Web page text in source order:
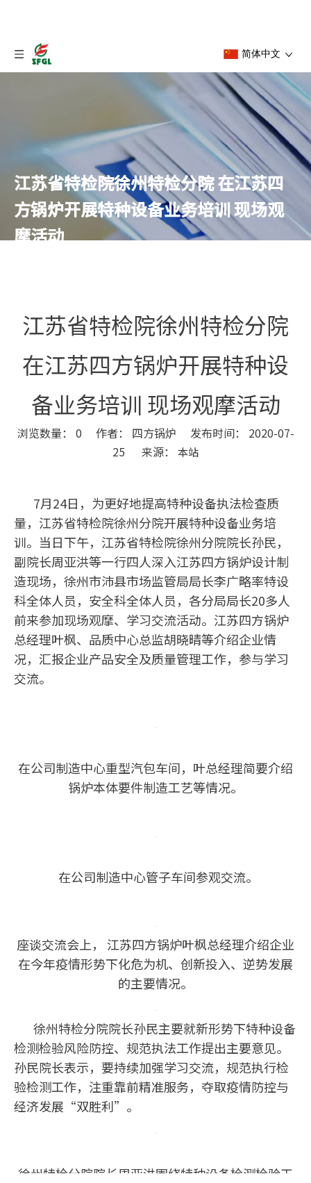
简体中文
江苏省特检院徐州特检分院 在江苏四
方锅炉开展特种设备业务培训 现场观
摩活动
江苏省特检院徐州特检分院
在江苏四方锅炉开展特种设
备业务培训 现场观摩活动
浏览数量： 0 作者： 四方锅炉 发布时间： 2020-07-
25 来源： 本站
7月24日，为更好地提高特种设备执法检查质
量，江苏省特检院徐州分院开展特种设备业务培
训。当日下午，江苏省特检院徐州分院院长孙民，
副院长周亚洪等一行四人深入江苏四方锅炉设计制
造现场，徐州市沛县市场监管局局长李广略率特设
科全体人员，安全科全体人员，各分局局长20多人
前来参加现场观摩、学习交流活动。江苏四方锅炉
总经理叶枫、品质中心总监胡晓晴等介绍企业情
况，汇报企业产品安全及质量管理工作，参与学习
交流。
在公司制造中心重型汽包车间，叶总经理简要介绍
锅炉本体要件制造工艺等情况。
在公司制造中心管子车间参观交流。
座谈交流会上， 江苏四方锅炉叶枫总经理介绍企业
在今年疫情形势下化危为机、创新投入、逆势发展
的主要情况。
徐州特检分院院长孙民主要就新形势下特种设备
检测检验风险防控、规范执法工作提出主要意见。
孙民院长表示，要持续加强学习交流，规范执行检
验检测工作，注重靠前精准服务，夺取疫情防控与
经济发展“双胜利”。
徐州特检分院院长周亚洪围绕特种设备检测检验工